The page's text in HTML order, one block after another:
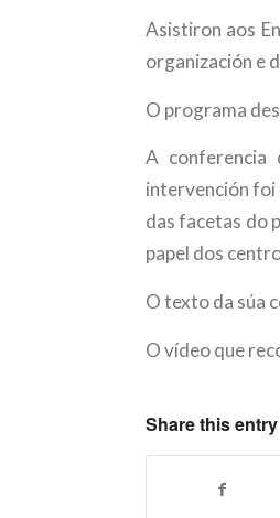
Asistiron aos
organización e
O programa
A conferencia
intervención foi
das facetas do
papel dos
O texto da súa
O vídeo que
Share this entry